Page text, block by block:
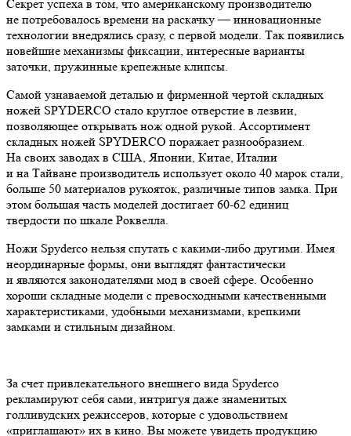
Секрет успеха в том, что американскому производителю
не потребовалось времени на раскачку — инновационные
технологии внедрялись сразу, с первой модели. Так появились
новейшие механизмы фиксации, интересные варианты
заточки, пружинные крепежные клипсы.
Самой узнаваемой деталью и фирменной чертой складных
ножей SPYDERCO стало круглое отверстие в лезвии,
позволяющее открывать нож одной рукой. Ассортимент
складных ножей SPYDERCO поражает разнообразием.
На своих заводах в США, Японии, Китае, Италии
и на Тайване производитель использует около 40 марок стали,
больше 50 материалов рукояток, различные типов замка. При
этом большая часть моделей достигает 60-62 единиц
твердости по шкале Роквелла.
Ножи Spyderco нельзя спутать с какими-либо другими. Имея
неординарные формы, они выглядят фантастически
и являются законодателями мод в своей сфере. Особенно
хороши складные модели с превосходными качественными
характеристиками, удобными механизмами, крепкими
замками и стильным дизайном.
За счет привлекательного внешнего вида Spyderco
рекламируют себя сами, интригуя даже знаменитых
голливудских режиссеров, которые с удовольствием
«приглашают» их в кино. Вы можете увидеть продукцию